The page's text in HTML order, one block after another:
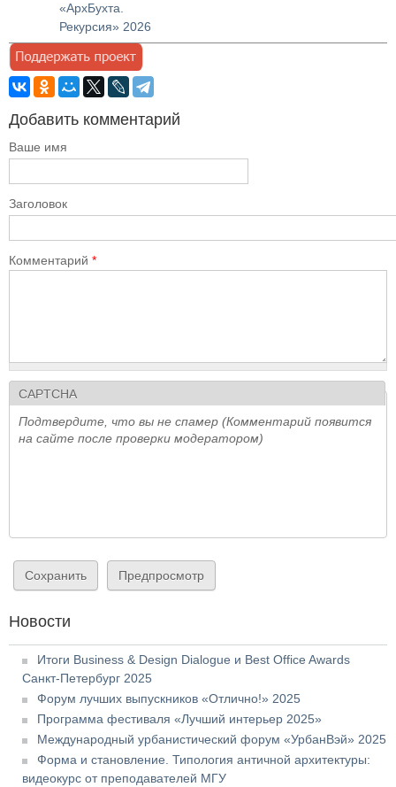
«АрхБухта.
Рекурсия» 2026
Добавить комментарий
Ваше имя
Заголовок
Комментарий *
CAPTCHA
Подтвердите, что вы не спамер (Комментарий появится
на сайте после проверки модератором)
Новости
Итоги Business & Design Dialogue и Best Office Awards
Санкт-Петербург 2025
Форум лучших выпускников «Отлично!» 2025
Программа фестиваля «Лучший интерьер 2025»
Международный урбанистический форум «УрбанВэй» 2025
Форма и становление. Типология античной архитектуры:
видеокурс от преподавателей МГУ